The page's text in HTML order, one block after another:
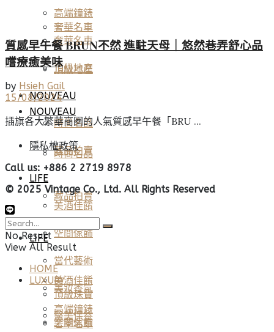
奢華名車
頂級地產
NOUVEAU
時尚名品
藏品拍賣
LIFE
美酒佳餚
空間傢飾
高端鐘錶
奢華名車
頂級地產
NOUVEAU
時尚名品
藏品拍賣
LIFE
美酒佳餚
空間傢飾
當代藝術
美妝香氛
醫美保養
質感早午餐 BRUN不然 進駐天母｜悠然巷弄舒心品
嚐療癒美味
by Hsieh Gail
15/08/2024
插旗各大繁華商圈的人氣質感早午餐「BRU ...
隱私權政策
Call us: +886 2 2719 8978
© 2025 Vintage Co., Ltd. All Rights Reserved
No Result
View All Result
HOME
LUXURY
頂級珠寶
高端鐘錶
奢華名車